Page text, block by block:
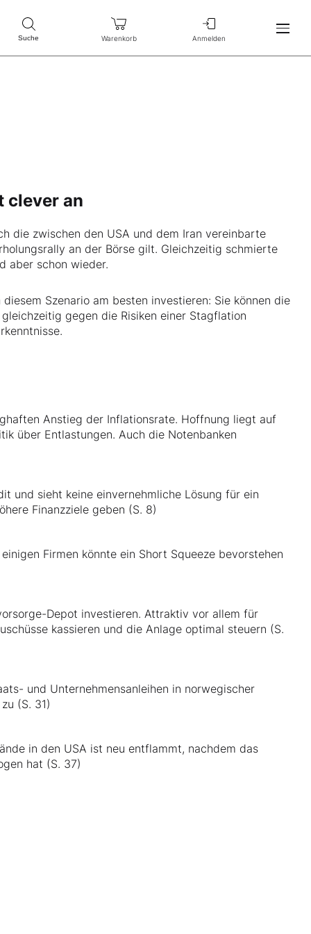
Suche Warenkorb Anmelden
clever an
die zwischen den USA und dem Iran vereinbarte
an der Börse gilt. Gleichzeitig schmierte
aber schon wieder.
Szenario am besten investieren: Sie können die
gegen die Risiken einer Stagflation
Anstieg der Inflationsrate. Hoffnung liegt auf
über Entlastungen. Auch die Notenbanken
und sieht keine einvernehmliche Lösung für ein
Finanzziele geben (S. 8)
Firmen könnte ein Short Squeeze bevorstehen
Depot investieren. Attraktiv vor allem für
kassieren und die Anlage optimal steuern (S.
und Unternehmensanleihen in norwegischer
(S. 31)
in den USA ist neu entflammt, nachdem das
hat (S. 37)